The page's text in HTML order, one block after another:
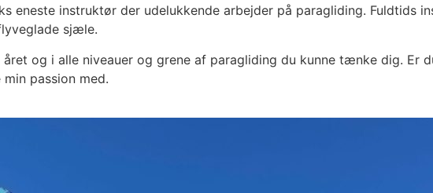
eneste instruktør der udelukkende arbejder på paragliding. Fuldtids
sjæle.
og i alle niveauer og grene af paragliding du kunne tænke dig. Er
passion med.